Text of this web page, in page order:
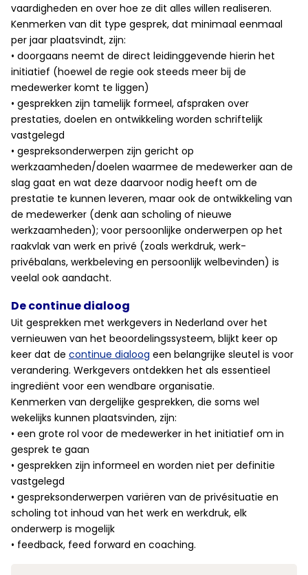
vaardigheden en over hoe ze dit alles willen realiseren.
Kenmerken van dit type gesprek, dat minimaal eenmaal
per jaar plaatsvindt, zijn:
• doorgaans neemt de direct leidinggevende hierin het
initiatief (hoewel de regie ook steeds meer bij de
medewerker komt te liggen)
• gesprekken zijn tamelijk formeel, afspraken over
prestaties, doelen en ontwikkeling worden schriftelijk
vastgelegd
• gespreksonderwerpen zijn gericht op
werkzaamheden/doelen waarmee de medewerker aan de
slag gaat en wat deze daarvoor nodig heeft om de
prestatie te kunnen leveren, maar ook de ontwikkeling van
de medewerker (denk aan scholing of nieuwe
werkzaamheden); voor persoonlijke onderwerpen op het
raakvlak van werk en privé (zoals werkdruk, werk-
privébalans, werkbeleving en persoonlijk welbevinden) is
veelal ook aandacht.
De continue dialoog
Uit gesprekken met werkgevers in Nederland over het
vernieuwen van het beoordelingssysteem, blijkt keer op
keer dat de continue dialoog een belangrijke sleutel is voor
verandering. Werkgevers ontdekken het als essentieel
ingrediënt voor een wendbare organisatie.
Kenmerken van dergelijke gesprekken, die soms wel
wekelijks kunnen plaatsvinden, zijn:
• een grote rol voor de medewerker in het initiatief om in
gesprek te gaan
• gesprekken zijn informeel en worden niet per definitie
vastgelegd
• gespreksonderwerpen variëren van de privésituatie en
scholing tot inhoud van het werk en werkdruk, elk
onderwerp is mogelijk
• feedback, feed forward en coaching.